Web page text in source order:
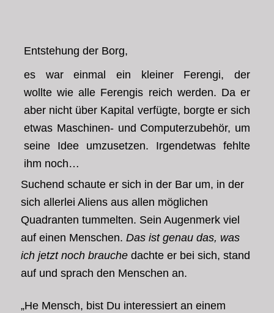
Entstehung der Borg,
es war einmal ein kleiner Ferengi, der
wollte wie alle Ferengis reich werden. Da er
aber nicht über Kapital verfügte, borgte er sich
etwas Maschinen- und Computerzubehör, um
seine Idee umzusetzen. Irgendetwas fehlte
ihm noch…
Suchend schaute er sich in der Bar um, in der
sich allerlei Aliens aus allen möglichen
Quadranten tummelten. Sein Augenmerk viel
auf einen Menschen.Das ist genau das, was
ich jetzt noch brauche dachte er bei sich, stand
auf und sprach den Menschen an.
„He Mensch, bist Du interessiert an einem